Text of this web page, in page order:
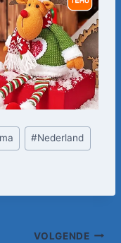
#Nederland
VOLGENDE